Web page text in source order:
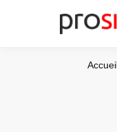
Chercher
Accueil